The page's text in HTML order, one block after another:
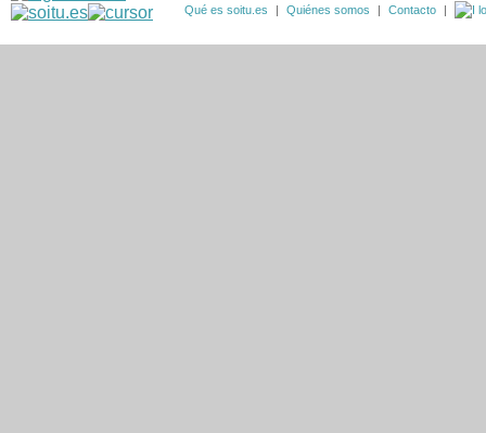
Qué es soitu.es
| Quiénes somos | Contacto |